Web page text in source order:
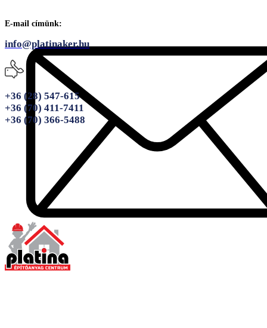
E-mail címünk:
info@platinaker.hu
+36 (28) 547-615
+36 (70) 411-7411
+36 (70) 366-5488